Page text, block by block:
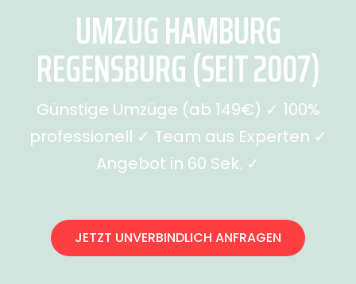
UMZUG HAMBURG
REGENSBURG (SEIT 2007)
Günstige Umzüge (ab 149€) ✓ 100%
professionell ✓ Team aus Experten ✓
Angebot in 60 Sek. ✓
JETZT UNVERBINDLICH ANFRAGEN